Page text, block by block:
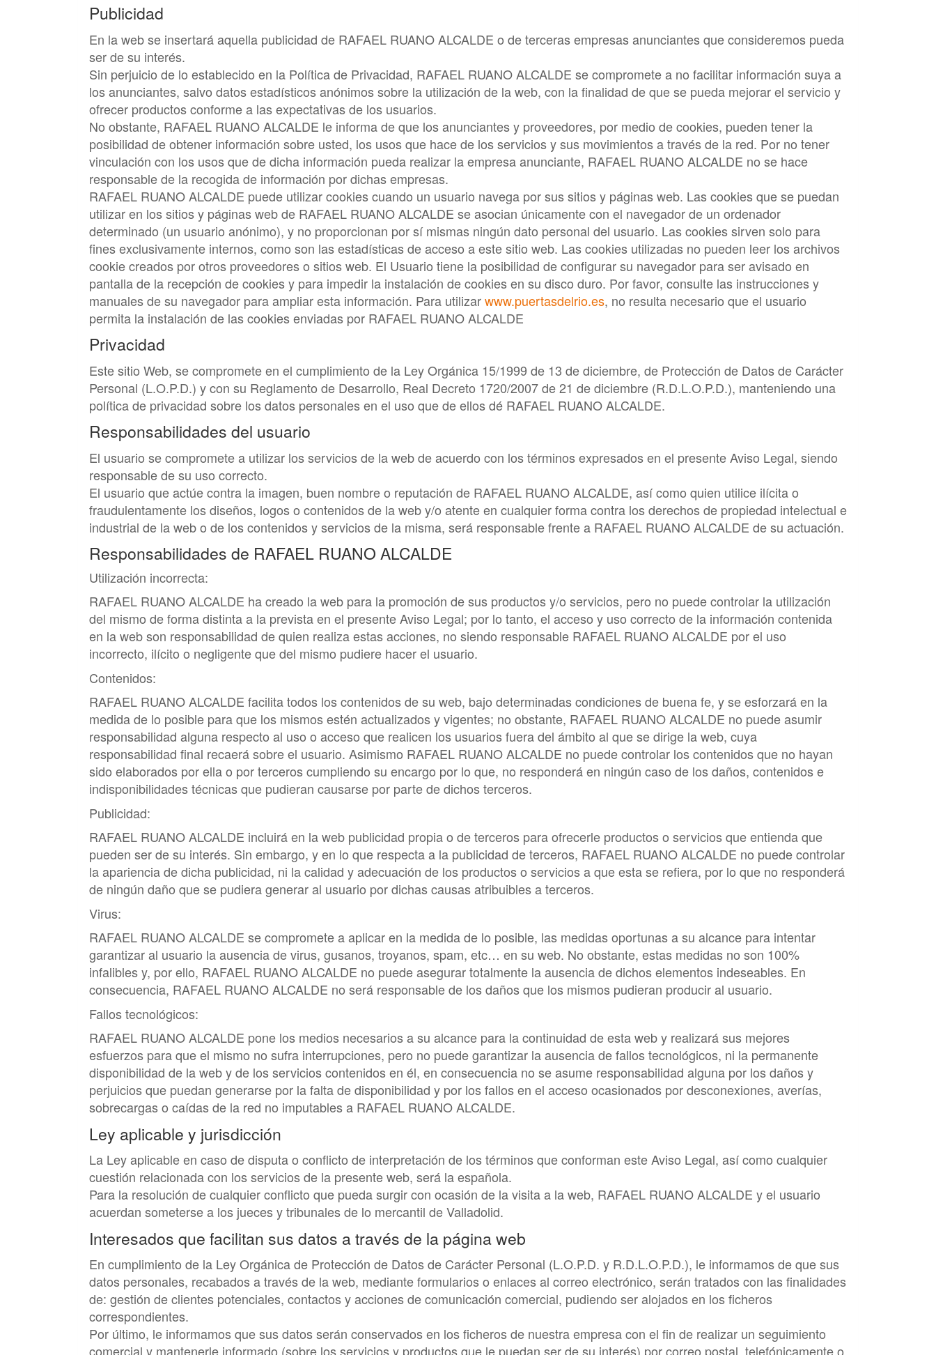
Publicidad
En la web se insertará aquella publicidad de RAFAEL RUANO ALCALDE o de terceras empresas anunciantes que consideremos pueda
ser de su interés.
Sin perjuicio de lo establecido en la Política de Privacidad, RAFAEL RUANO ALCALDE se compromete a no facilitar información suya a
los anunciantes, salvo datos estadísticos anónimos sobre la utilización de la web, con la finalidad de que se pueda mejorar el servicio y
ofrecer productos conforme a las expectativas de los usuarios.
No obstante, RAFAEL RUANO ALCALDE le informa de que los anunciantes y proveedores, por medio de cookies, pueden tener la
posibilidad de obtener información sobre usted, los usos que hace de los servicios y sus movimientos a través de la red. Por no tener
vinculación con los usos que de dicha información pueda realizar la empresa anunciante, RAFAEL RUANO ALCALDE no se hace
responsable de la recogida de información por dichas empresas.
RAFAEL RUANO ALCALDE puede utilizar cookies cuando un usuario navega por sus sitios y páginas web. Las cookies que se puedan
utilizar en los sitios y páginas web de RAFAEL RUANO ALCALDE se asocian únicamente con el navegador de un ordenador
determinado (un usuario anónimo), y no proporcionan por sí mismas ningún dato personal del usuario. Las cookies sirven solo para
fines exclusivamente internos, como son las estadísticas de acceso a este sitio web. Las cookies utilizadas no pueden leer los archivos
cookie creados por otros proveedores o sitios web. El Usuario tiene la posibilidad de configurar su navegador para ser avisado en
pantalla de la recepción de cookies y para impedir la instalación de cookies en su disco duro. Por favor, consulte las instrucciones y
manuales de su navegador para ampliar esta información. Para utilizarwww.puertasdelrio.es, no resulta necesario que el usuario
permita la instalación de las cookies enviadas por RAFAEL RUANO ALCALDE
Privacidad
Este sitio Web, se compromete en el cumplimiento de la Ley Orgánica 15/1999 de 13 de diciembre, de Protección de Datos de Carácter
Personal (L.O.P.D.) y con su Reglamento de Desarrollo, Real Decreto 1720/2007 de 21 de diciembre (R.D.L.O.P.D.), manteniendo una
política de privacidad sobre los datos personales en el uso que de ellos dé RAFAEL RUANO ALCALDE.
Responsabilidades del usuario
El usuario se compromete a utilizar los servicios de la web de acuerdo con los términos expresados en el presente Aviso Legal, siendo
responsable de su uso correcto.
El usuario que actúe contra la imagen, buen nombre o reputación de RAFAEL RUANO ALCALDE, así como quien utilice ilícita o
fraudulentamente los diseños, logos o contenidos de la web y/o atente en cualquier forma contra los derechos de propiedad intelectual e
industrial de la web o de los contenidos y servicios de la misma, será responsable frente a RAFAEL RUANO ALCALDE de su actuación.
Responsabilidades de RAFAEL RUANO ALCALDE
Utilización incorrecta:
RAFAEL RUANO ALCALDE ha creado la web para la promoción de sus productos y/o servicios, pero no puede controlar la utilización
del mismo de forma distinta a la prevista en el presente Aviso Legal; por lo tanto, el acceso y uso correcto de la información contenida
en la web son responsabilidad de quien realiza estas acciones, no siendo responsable RAFAEL RUANO ALCALDE por el uso
incorrecto, ilícito o negligente que del mismo pudiere hacer el usuario.
Contenidos:
RAFAEL RUANO ALCALDE facilita todos los contenidos de su web, bajo determinadas condiciones de buena fe, y se esforzará en la
medida de lo posible para que los mismos estén actualizados y vigentes; no obstante, RAFAEL RUANO ALCALDE no puede asumir
responsabilidad alguna respecto al uso o acceso que realicen los usuarios fuera del ámbito al que se dirige la web, cuya
responsabilidad final recaerá sobre el usuario. Asimismo RAFAEL RUANO ALCALDE no puede controlar los contenidos que no hayan
sido elaborados por ella o por terceros cumpliendo su encargo por lo que, no responderá en ningún caso de los daños, contenidos e
indisponibilidades técnicas que pudieran causarse por parte de dichos terceros.
Publicidad:
RAFAEL RUANO ALCALDE incluirá en la web publicidad propia o de terceros para ofrecerle productos o servicios que entienda que
pueden ser de su interés. Sin embargo, y en lo que respecta a la publicidad de terceros, RAFAEL RUANO ALCALDE no puede controlar
la apariencia de dicha publicidad, ni la calidad y adecuación de los productos o servicios a que esta se refiera, por lo que no responderá
de ningún daño que se pudiera generar al usuario por dichas causas atribuibles a terceros.
Virus:
RAFAEL RUANO ALCALDE se compromete a aplicar en la medida de lo posible, las medidas oportunas a su alcance para intentar
garantizar al usuario la ausencia de virus, gusanos, troyanos, spam, etc… en su web. No obstante, estas medidas no son 100%
infalibles y, por ello, RAFAEL RUANO ALCALDE no puede asegurar totalmente la ausencia de dichos elementos indeseables. En
consecuencia, RAFAEL RUANO ALCALDE no será responsable de los daños que los mismos pudieran producir al usuario.
Fallos tecnológicos:
RAFAEL RUANO ALCALDE pone los medios necesarios a su alcance para la continuidad de esta web y realizará sus mejores
esfuerzos para que el mismo no sufra interrupciones, pero no puede garantizar la ausencia de fallos tecnológicos, ni la permanente
disponibilidad de la web y de los servicios contenidos en él, en consecuencia no se asume responsabilidad alguna por los daños y
perjuicios que puedan generarse por la falta de disponibilidad y por los fallos en el acceso ocasionados por desconexiones, averías,
sobrecargas o caídas de la red no imputables a RAFAEL RUANO ALCALDE.
Ley aplicable y jurisdicción
La Ley aplicable en caso de disputa o conflicto de interpretación de los términos que conforman este Aviso Legal, así como cualquier
cuestión relacionada con los servicios de la presente web, será la española.
Para la resolución de cualquier conflicto que pueda surgir con ocasión de la visita a la web, RAFAEL RUANO ALCALDE y el usuario
acuerdan someterse a los jueces y tribunales de lo mercantil deValladolid.
Interesados que facilitan sus datos a través de la página web
En cumplimiento de la Ley Orgánica de Protección de Datos de Carácter Personal (L.O.P.D. y R.D.L.O.P.D.), le informamos de que sus
datos personales, recabados a través de la web, mediante formularios o enlaces al correo electrónico, serán tratados con las finalidades
de: gestión de clientes potenciales, contactos y acciones de comunicación comercial, pudiendo ser alojados en los ficheros
correspondientes.
Por último, le informamos que sus datos serán conservados en los ficheros de nuestra empresa con el fin de realizar un seguimiento
comercial y mantenerle informado (sobre los servicios y productos que le puedan ser de su interés) por correo postal, telefónicamente o